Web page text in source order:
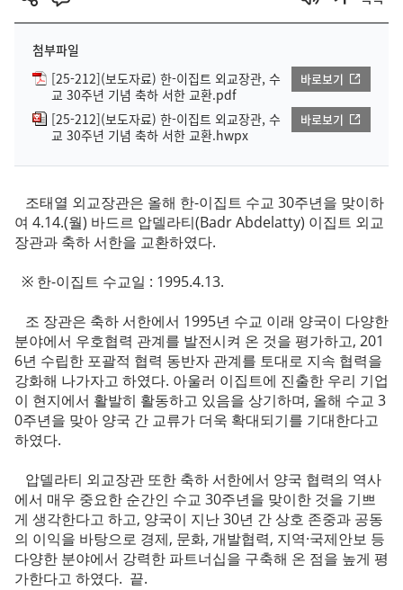
첨부파일
[25-212](보도자료) 한-이집트 외교장관, 수
교 30주년 기념 축하 서한 교환.pdf
바로보기
[25-212](보도자료) 한-이집트 외교장관, 수
교 30주년 기념 축하 서한 교환.hwpx
바로보기
조태열 외교장관은 올해 한-이집트 수교 30주년을 맞이하
여 4.14.(월) 바드르 압델라티(Badr Abdelatty) 이집트 외교
장관과 축하 서한을 교환하였다.
※ 한-이집트 수교일 : 1995.4.13.
조 장관은 축하 서한에서 1995년 수교 이래 양국이 다양한
분야에서 우호협력 관계를 발전시켜 온 것을 평가하고, 201
6년 수립한 포괄적 협력 동반자 관계를 토대로 지속 협력을
강화해 나가자고 하였다. 아울러 이집트에 진출한 우리 기업
이 현지에서 활발히 활동하고 있음을 상기하며, 올해 수교 3
0주년을 맞아 양국 간 교류가 더욱 확대되기를 기대한다고
하였다.
압델라티 외교장관 또한 축하 서한에서 양국 협력의 역사
에서 매우 중요한 순간인 수교 30주년을 맞이한 것을 기쁘
게 생각한다고 하고, 양국이 지난 30년 간 상호 존중과 공동
의 이익을 바탕으로 경제, 문화, 개발협력, 지역·국제안보 등
다양한 분야에서 강력한 파트너십을 구축해 온 점을 높게 평
가한다고 하였다. 끝.